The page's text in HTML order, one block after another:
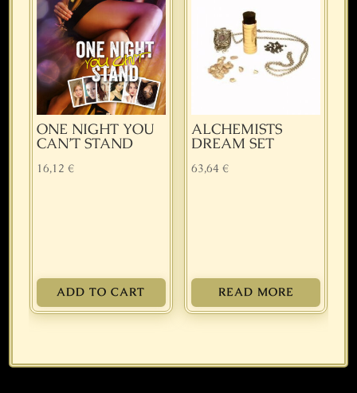
ONE NIGHT YOU
CAN’T STAND
16,12€
ADD TO CART
ALCHEMISTS
DREAM SET
63,64€
READ MORE